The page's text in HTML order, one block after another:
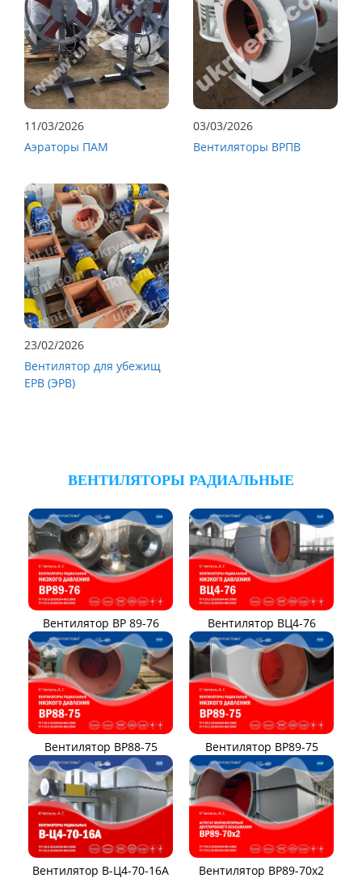
11/03/2026
Аэраторы ПАМ
03/03/2026
Вентиляторы ВРПВ
23/02/2026
Вентилятор для убежищ
ЕРВ (ЭРВ)
ВЕНТИЛЯТОРЫ РАДИАЛЬНЫЕ
Вентилятор ВР 89-76 Вентилятор ВЦ4-76
Вентилятор ВР88-75 Вентилятор ВР89-75
Вентилятор В-Ц4-70-16А Вентилятор ВР89-70x2